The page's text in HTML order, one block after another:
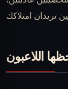
اللاعبون